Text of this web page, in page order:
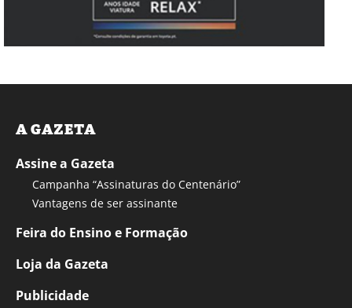
A GAZETA
Assine a Gazeta
Campanha “Assinaturas do Centenário”
Vantagens de ser assinante
Feira do Ensino e Formação
Loja da Gazeta
Publicidade